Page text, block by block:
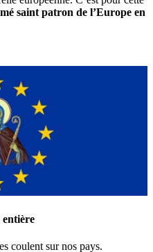
saint patron de l’Europe en
coulent sur nos pays.